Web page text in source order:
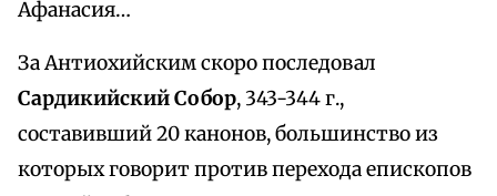
Афанасия…
За Антиохийским скоро последовал
Сардикийский Собор, 343-344 г.,
составивший 20 канонов, большинство из
которых говорит против перехода епископов